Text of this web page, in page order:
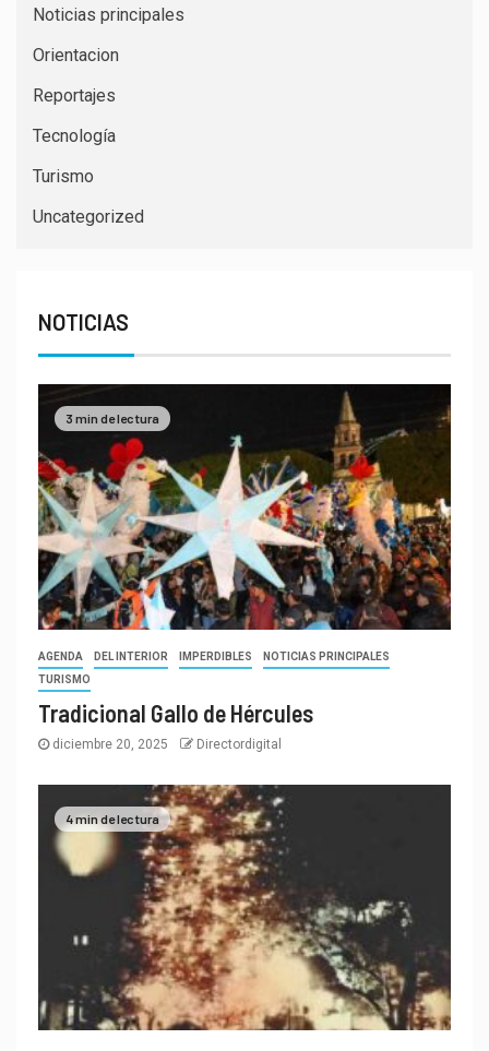
Noticias principales
Orientacion
Reportajes
Tecnología
Turismo
Uncategorized
NOTICIAS
3 min de lectura
AGENDA DEL INTERIOR IMPERDIBLES
NOTICIAS PRINCIPALES
TURISMO
Tradicional Gallo de Hércules
diciembre 20, 2025 Directordigital
4 min de lectura